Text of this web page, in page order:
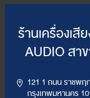
ร้านเครื่องเ
AUDIO สาขาราชพฤกษ์ ( Vivi
121 1 ถนน ราชพฤ
กรุงเทพมหานคร